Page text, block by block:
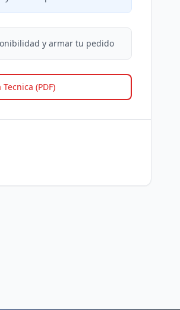
y armar tu pedido
(PDF)